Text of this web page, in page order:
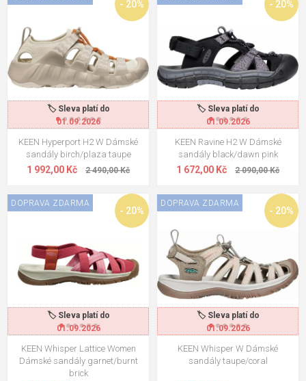
🏷️ Sleva platí do
01.09.2026
- 20%
KEEN Hyperport H2 W Dámské
sandály birch/plaza taupe
1 992,00 Kč 2 490,00 Kč
🏷️ Sleva platí do
01.09.2026
- 20%
KEEN Ravine H2 W Dámské
sandály black/dawn pink
1 672,00 Kč 2 090,00 Kč
🏷️ Sleva platí do
01.09.2026
- 20%
DOPRAVA ZDARMA
KEEN Whisper Lattice Women
Dámské sandály garnet/burnt
brick
🏷️ Sleva platí do
01.09.2026
- 20%
DOPRAVA ZDARMA
KEEN Whisper W Dámské
sandály taupe/coral